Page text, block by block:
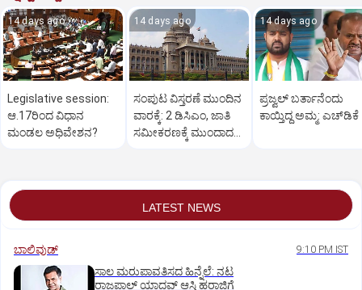
14 days ago
Legislative session:
ಆ.17ರಿಂದ ವಿಧಾನ
ಮಂಡಲ ಅಧಿವೇಶನ?
14 days ago
ಸಂಪುಟ ವಿಸ್ತರಣೆ ಮುಂದಿನ
ವಾರಕ್ಕೆ: 2 ಡಿಸಿಎಂ, ಜಾತಿ
ಸಮೀಕರಣಕ್ಕೆ ಮುಂದಾದ
14 days ago
ಪ್ರಜ್ವಲ್‌ ಬರ್ತಾನೆಂದು
ಕಾಯ್ತಿದ್ದ ಅಮ್ಮ: ಎಚ್‌ಡಿಕೆ
LATEST NEWS
ಬಾಲಿವುಡ್‌ 9:10 PM IST
ಸಾಲ ಮರುಪಾವತಿಸದ ಹಿನ್ನೆಲೆ: ನಟ
ರಾಜಪಾಲ್ ಯಾದವ್‌ ಆಸ್ತಿ ಹರಾಜಿಗೆ